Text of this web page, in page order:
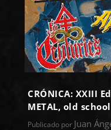
CRÓNICA: XXIII
METAL, old
Publicado por Juan